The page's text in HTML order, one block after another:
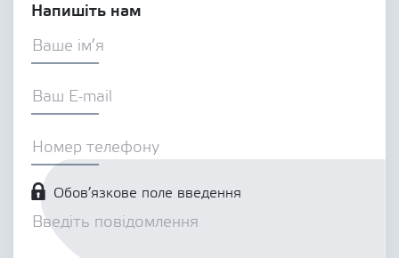
Напишіть нам
Обов’язкове поле введення